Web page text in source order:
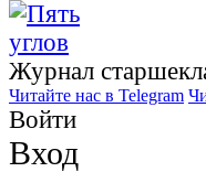
Журнал
Читайте нас в Telegram
Войти
Вход